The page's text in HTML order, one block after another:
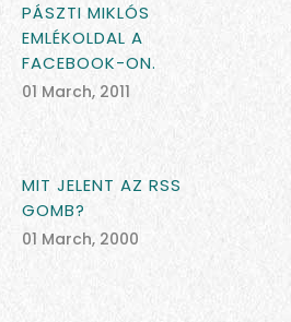
PÁSZTI MIKLÓS
EMLÉKOLDAL A
FACEBOOK-ON.
01 March, 2011
MIT JELENT AZ RSS
GOMB?
01 March, 2000